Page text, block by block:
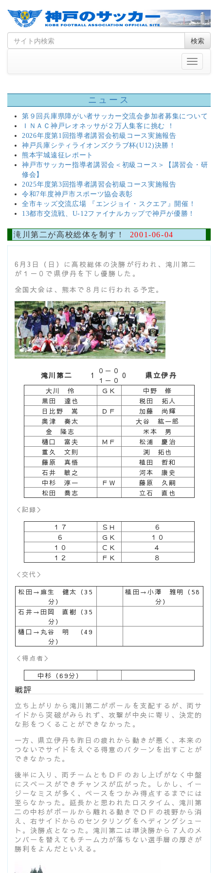
Skip
to
Search
for
検索
Toggle
ニュース
第９回兵庫県障がい者サッカー交流会参加者募集について
ＩＮＡＣ神戸レオネッサが２万人集客に挑む ！
2026年度第1回指導者講習会初級コース実施報告
神戸兵庫シティライオンズクラブ杯(U12)決勝！
熊本宇城遠征レポート
神戸市サッカー指導者講習会＜初級コース＞【講習会・研
修会】
2025年度第3回指導者講習会初級コース実施報告
令和7年度神戸市スポーツ協会表彰
全市キッズ交流広場 『エンジョイ・スクエア』開催！
13都市交流戦、U-12ファイナルカップで神戸が優勝！
滝川第二が高校総体を制す！ 2001-06-04
6月3日（日）に高校総体の決勝が行われ、滝川第二
が１－０で県伊丹を下し優勝した。
全国大会は、熊本で８月に行われる予定。
滝川第二 1
０－０
１－０
0 県立伊丹
大川 伶 ＧＫ
中野 修
黒田 達也
税田 拓人
日比野 嵩
ＤＦ
加藤 尚輝
奥津 奏太
大谷 紘一郎
金 隆志
米本 男
樋口 富夫
ＭＦ
松浦 慶治
重久 文則
渕 拓也
藤原 真悟
植田 哲和
石井 敏之
河本 康史
中杉 淳一
ＦＷ
藤原 久嗣
松田 喬志
立石 直也
＜記録＞
１７
ＳＨ
６
６
ＧＫ
１０
１０
ＣＫ
４
１２
ＦＫ
８
＜交代＞
松田→麻生 健太（35
分）
植田→小澤 雅明（58
分）
石井→田岡 直樹（35
分）
樋口→丸谷 明 （49
分）
＜得点者＞
中杉（69分）
戦評
立ち上がりから滝川第二がボールを支配するが、両サ
イドから突破がみられず、攻撃が中央に寄り、決定的
な形をつくることができなかった。
一方、県立伊丹も昨日の疲れから動きが悪く、本来の
つないでサイドをえぐる得意のパターンを出すことが
できなかった。
後半に入り、両チームともＤＦのおし上げがなく中盤
にスペースができチャンスが広がった。しかし、イー
ジーなミスが多く、ペースをつかみ得点するまでには
至らなかった。延長かと思われたロスタイム、滝川第
二の中杉がボールから離れる動きでＤＦの視野から消
え、右サイドからのセンタリングをヘディングシュー
ト。決勝点となった。滝川第二は準決勝から７人のメ
ンバーを替えてもチーム力が落ちない選手層の厚さが
勝利をよんだといえる。